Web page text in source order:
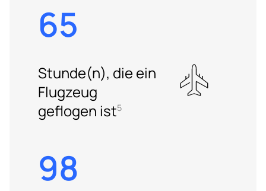
65
Stunde(n), die ein
Flugzeug
geflogen ist5
98